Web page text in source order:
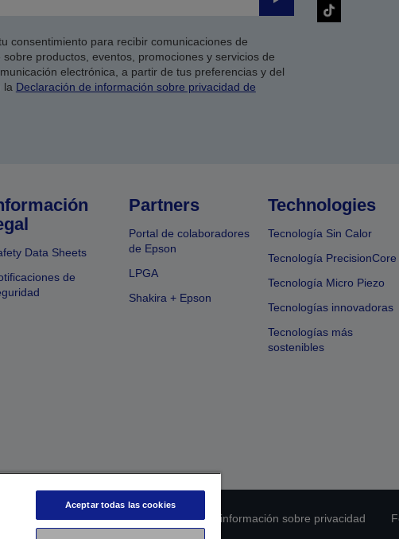
Enviar
consentimiento para recibir comunicaciones de
productos, eventos, promociones y servicios de
electrónica, a partir de tus preferencias y del
la Declaración de información sobre privacidad de
Data Sheets
de
Partners
Portal de colaboradores
de Epson
LPGA
Shakira + Epson
Technologies
Tecnología Sin Calor
Tecnología PrecisionCore
Tecnología Micro Piezo
Tecnologías innovadoras
Tecnologías más
sostenibles
de los productos Declaración de información sobre privacidad
Aceptar todas las cookies